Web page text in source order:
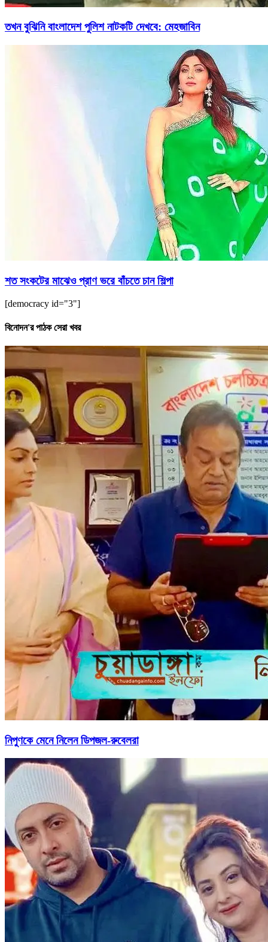
তখন বুঝিনি বাংলাদেশ পুলিশ নাটকটি দেখবে: মেহজাবিন
শত সংকটের মাঝেও প্রাণ ভরে বাঁচতে চান শিল্পা
[democracy id="3"]
বিনোদন'র পাঠক সেরা খবর
নিপুণকে মেনে নিলেন ডিপজল-রুবেলরা